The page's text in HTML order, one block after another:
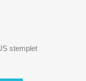
stemplet